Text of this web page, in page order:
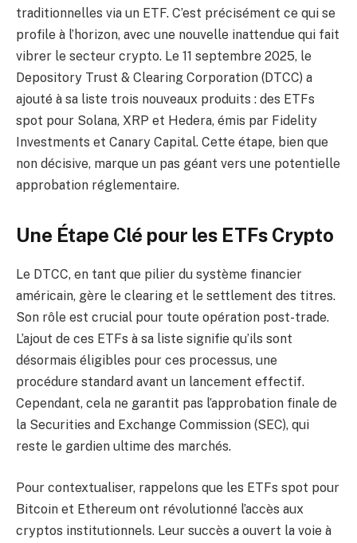
traditionnelles via un ETF. C’est précisément ce qui se
profile à l’horizon, avec une nouvelle inattendue qui fait
vibrer le secteur crypto. Le 11 septembre 2025, le
Depository Trust & Clearing Corporation (DTCC) a
ajouté à sa liste trois nouveaux produits : des ETFs
spot pour Solana, XRP et Hedera, émis par Fidelity
Investments et Canary Capital. Cette étape, bien que
non décisive, marque un pas géant vers une potentielle
approbation réglementaire.
Une Étape Clé pour les ETFs Crypto
Le DTCC, en tant que pilier du système financier
américain, gère le clearing et le settlement des titres.
Son rôle est crucial pour toute opération post-trade.
L’ajout de ces ETFs à sa liste signifie qu’ils sont
désormais éligibles pour ces processus, une
procédure standard avant un lancement effectif.
Cependant, cela ne garantit pas l’approbation finale de
la Securities and Exchange Commission (SEC), qui
reste le gardien ultime des marchés.
Pour contextualiser, rappelons que les ETFs spot pour
Bitcoin et Ethereum ont révolutionné l’accès aux
cryptos institutionnels. Leur succès a ouvert la voie à